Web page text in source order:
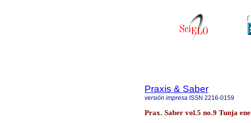
Praxis & Saber
versión impresa ISSN 2216-0159
Prax. Saber vol.5 no.9 Tunja